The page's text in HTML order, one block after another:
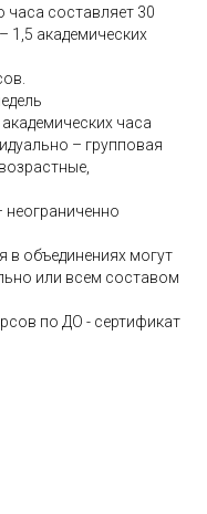
часа составляет 30
1,5 академических
часа
– групповая
в объединениях могут
или всем составом
по ДО - сертификат